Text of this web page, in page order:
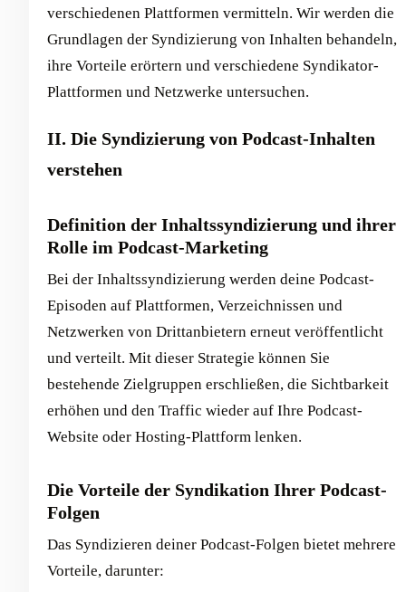
verschiedenen Plattformen vermitteln. Wir werden die
Grundlagen der Syndizierung von Inhalten behandeln,
ihre Vorteile erörtern und verschiedene Syndikator-
Plattformen und Netzwerke untersuchen.
II. Die Syndizierung von Podcast-Inhalten
verstehen
Definition der Inhaltssyndizierung und ihrer
Rolle im Podcast-Marketing
Bei der Inhaltssyndizierung werden deine Podcast-
Episoden auf Plattformen, Verzeichnissen und
Netzwerken von Drittanbietern erneut veröffentlicht
und verteilt. Mit dieser Strategie können Sie
bestehende Zielgruppen erschließen, die Sichtbarkeit
erhöhen und den Traffic wieder auf Ihre Podcast-
Website oder Hosting-Plattform lenken.
Die Vorteile der Syndikation Ihrer Podcast-
Folgen
Das Syndizieren deiner Podcast-Folgen bietet mehrere
Vorteile, darunter: